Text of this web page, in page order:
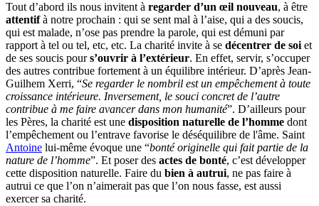
Tout d’abord ils nous invitent à regarder d’un œil nouveau, à être
attentifà notre prochain : qui se sent mal à l’aise, qui a des soucis,
qui est malade, n’ose pas prendre la parole, qui est démuni par
rapport à tel ou tel, etc, etc. La charité invite à se décentrer de soi et
de ses soucis pours’ouvrir à l’extérieur. En effet, servir, s’occuper
des autres contribue fortement à un équilibre intérieur. D’après Jean-
Guilhem Xerri, “Se regarder le nombril est un empêchement à toute
croissance intérieure. Inversement, le souci concret de l’autre
contribue à me faire avancer dans mon humanité”. D’ailleurs pour
les Pères, la charité est une disposition naturelle de l’homme dont
l’empêchement ou l’entrave favorise le déséquilibre de l'âme. Saint
Antoine lui-même évoque une “bonté originelle qui fait partie de la
nature de l’homme”. Et poser des actes de bonté, c’est développer
cette disposition naturelle. Faire du bien à autrui, ne pas faire à
autrui ce que l’on n’aimerait pas que l’on nous fasse, est aussi
exercer sa charité.